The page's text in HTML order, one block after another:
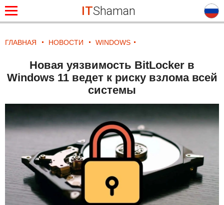
ITShaman
ГЛАВНАЯ НОВОСТИ WINDOWS
Новая уязвимость BitLocker в
Windows 11 ведет к риску взлома всей
системы